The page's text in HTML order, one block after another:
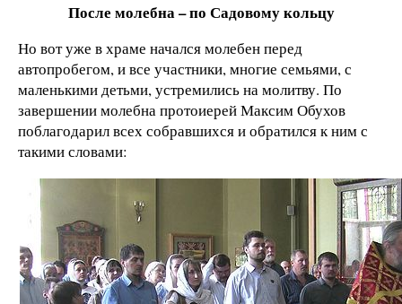
После молебна – по Садовому кольцу
Но вот уже в храме начался молебен перед
автопробегом, и все участники, многие семьями, с
маленькими детьми, устремились на молитву. По
завершении молебна протоиерей Максим Обухов
поблагодарил всех собравшихся и обратился к ним с
такими словами: